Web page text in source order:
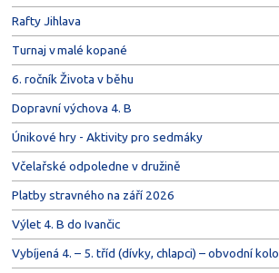
Rafty Jihlava
Turnaj v malé kopané
6. ročník Života v běhu
Dopravní výchova 4. B
Únikové hry - Aktivity pro sedmáky
Včelařské odpoledne v družině
Platby stravného na září 2026
Výlet 4. B do Ivančic
Vybíjená 4. – 5. tříd (dívky, chlapci) – obvodní kolo